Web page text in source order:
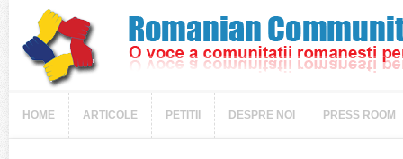
HOME ARTICOLE PETITII DESPRE NOI PRESS ROOM